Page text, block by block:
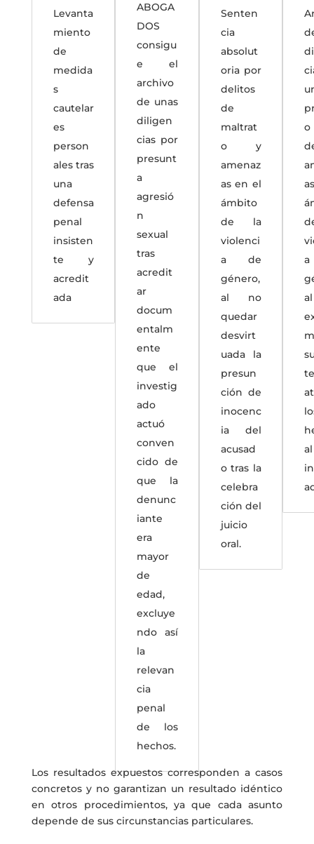
Levanta
miento
de
medida
s
cautelar
es
person
ales tras
una
defensa
penal
insisten
te y
acredit
ada
ABOGA
DOS
consigu
e el
archivo
de unas
diligen
cias por
presunt
a
agresió
n
sexual
tras
acredit
ar
docum
entalm
ente
que el
investig
ado
actuó
conven
cido de
que la
denunc
iante
era
mayor
de
edad,
excluye
ndo así
la
relevan
cia
penal
de los
hechos.
Senten
cia
absolut
oria por
delitos
de
maltrat
o y
amenaz
as en el
ámbito
de la
violenci
a de
género,
al no
quedar
desvirt
uada la
presun
ción de
inocenc
ia del
acusad
o tras la
celebra
ción del
juicio
oral.
o
al
Los resultados expuestos corresponden a casos
concretos y no garantizan un resultado idéntico
en otros procedimientos, ya que cada asunto
depende de sus circunstancias particulares.